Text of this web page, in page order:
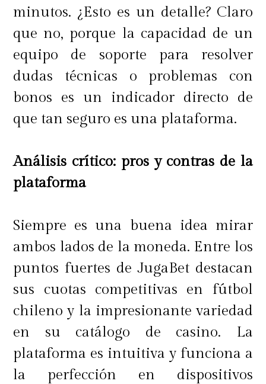
¿Cómo ahorrar dinero al hacer
compras?
Para ahorrar al hacer compras, es
clave investigar precios con
anticipación, buscar cupones o
descuentos, comprar en épocas de
minutos. ¿Esto es un detalle? Claro
que no, porque la capacidad de un
equipo de soporte para resolver
dudas técnicas o problemas con
bonos es un indicador directo de
que tan seguro es una plataforma.
Análisis crítico: pros y contras de la
plataforma
Siempre es una buena idea mirar
ambos lados de la moneda. Entre los
puntos fuertes de JugaBet destacan
sus cuotas competitivas en fútbol
chileno y la impresionante variedad
en su catálogo de casino. La
plataforma es intuitiva y funciona a
la perfección en dispositivos